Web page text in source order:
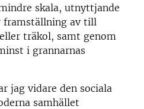
skala, utnyttjande
framställning av till
träkol, samt genom
i grannarnas
jag vidare den sociala
samhället